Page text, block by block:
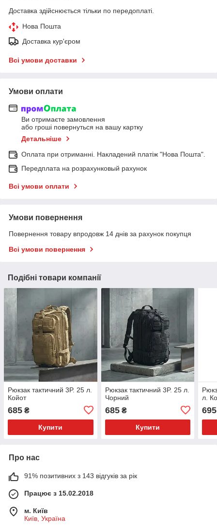
Доставка здійснюється тільки по передоплаті.
Нова Пошта
Доставка кур'єром
Всі умови доставки
Умови оплати
Ви отримаєте замовлення
або гроші повернуться на вашу картку
Детальніше
Оплата при отриманні. Накладений платіж "Нова Пошта".
Передплата на розрахунковый рахунок
Всі умови оплати
Умови повернення
Повернення товару впродовж 14 днів за рахунок покупця
Всі умови повернення
Подібні товари компанії
Рюкзак тактичний 3P. 25 л.
Койот
685 ₴
Купити
Рюкзак тактичний 3P. 25 л.
Чорний
685₴
Купити
л.
695
Про нас
91% позитивних з 143 відгуків за рік
Працює з 15.02.2018
м. Київ
Київ, Україна